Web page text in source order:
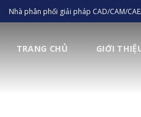
Skip
to
Nhà phân phối giải pháp CAD/CAM/
TRANG CHỦ GIỚI